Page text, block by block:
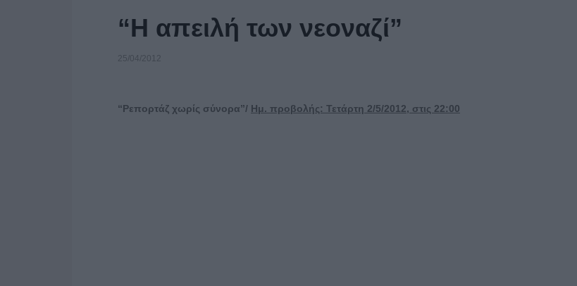
“Η απειλή των νεοναζί”
25/04/2012
“Ρεπορτάζ χωρίς σύνορα”/ Ημ. προβολής: Τετάρτη 2/5/2012, στις 22:00